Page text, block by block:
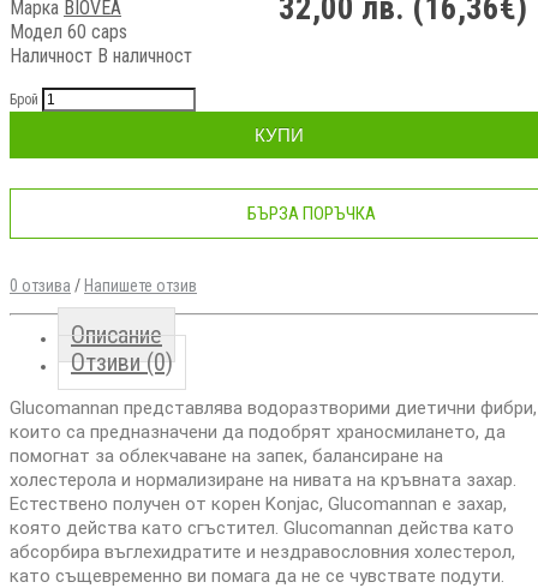
Марка BIOVEA
Модел 60 caps
Наличност В наличност
32,00 лв. (16,36€)
Брой
КУПИ
БЪРЗА ПОРЪЧКА
0 отзива / Напишете отзив
Описание
Отзиви (0)
Glucomannan представлява водоразтворими диетични фибри,
които са предназначени да подобрят храносмилането, да
помогнат за облекчаване на запек, балансиране на
холестерола и нормализиране на нивата на кръвната захар.
Естествено получен от корен Konjac, Glucomannan е захар,
която действа като сгъстител. Glucomannan действа като
абсорбира въглехидратите и нездравословния холестерол,
като същевременно ви помага да не се чувствате подути.